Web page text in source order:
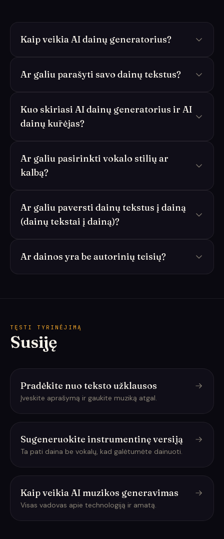
Kaip veikia AI dainų generatorius?
Ar galiu parašyti savo dainų tekstus?
Kuo skiriasi AI dainų generatorius ir AI
dainų kūrėjas?
Ar galiu pasirinkti vokalo stilių ar
kalbą?
Ar galiu paversti dainų tekstus į dainą
(dainų tekstai į dainą)?
Ar dainos yra be autorinių teisių?
TĘSTI TYRINĖJIMĄ
Susiję
Pradėkite nuo teksto užklausos
Įveskite aprašymą ir gaukite muziką atgal.
Sugeneruokite instrumentinę versiją
Ta pati daina be vokalų, kad galėtumėte dainuoti.
Kaip veikia AI muzikos generavimas
Visas vadovas apie technologiją ir amatą.